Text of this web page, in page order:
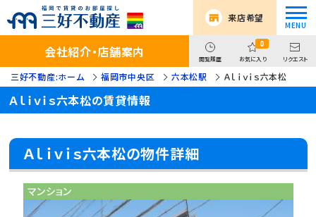
来店希望
会社紹介・店舗案内 閲覧履歴
0
お気に入り リクエスト
三好不動産:ホーム 福岡市中央区 六本松駅 Ａｌｉｖｉｓ六本松
Ａｌｉｖｉｓ六本松の賃貸情報
Ａｌｉｖｉｓ六本松の物件詳細
マンション